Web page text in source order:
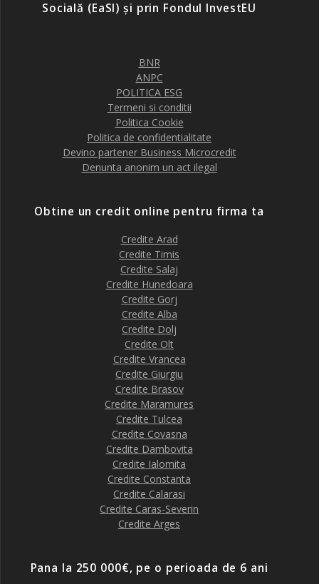
Socială (EaSI) și prin Fondul InvestEU
BNR
ANPC
POLITICA ESG
Termeni si conditii
Politica Cookie
Politica de confidentialitate
Devino partener Business Microcredit
Denunta anonim un act ilegal
Obtine un credit online pentru firma ta
Credite Arad
Credite Timis
Credite Salaj
Credite Hunedoara
Credite Gorj
Credite Alba
Credite Dolj
Credite Olt
Credite Vrancea
Credite Giurgiu
Credite Brasov
Credite Maramures
Credite Tulcea
Credite Covasna
Credite Dambovita
Credite Ialomita
Credite Constanta
Credite Calarasi
Credite Caras-Severin
Credite Arges
Pana la 250 000€, pe o perioada de 6 ani